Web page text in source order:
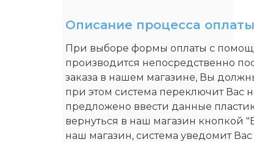
Описание процессa оплаты
При выборе формы оплаты с
производится непосредственно
заказа в нашем магазине, Вы
при этом система переключит Вас
предложено ввести данные
вернуться в наш магазин кнопкой
наш магазин, система уведомит